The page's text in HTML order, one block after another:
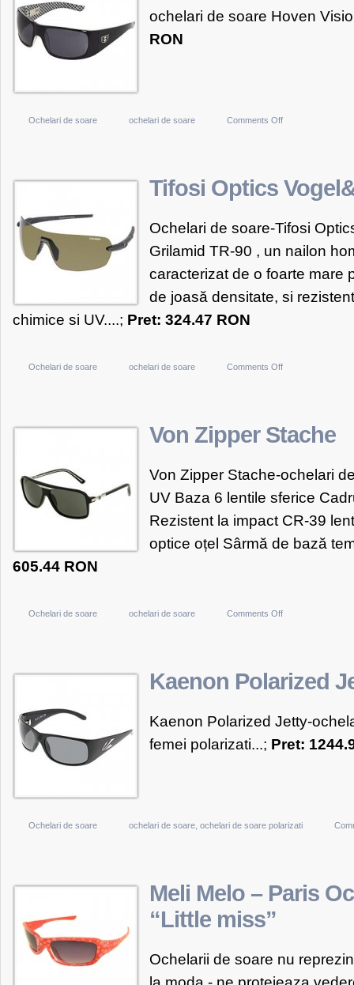
Seven
ochelari de soare Hoven
RON
Ochelari de soare ochelari de soare Comments Offon
Tifosi Optics
Ochelari de soare-Tifosi
Grilamid TR-90 , un nailon
caracterizat de o foarte mare
de joasă densitate, si
chimice si UV....; Pret: 324.47 RON
Ochelari de soare ochelari de soare Comments Offon
Von Zipper Stache
Von Zipper Stache-ochelari
UV Baza 6 lentile sferice
Rezistent la impact CR-39
optice oțel Sârmă de bază
605.44 RON
Ochelari de soare ochelari de soare Comments Offon
Kaenon Polarized
Kaenon Polarized Jetty-
femei polarizati...; Pret:
Ochelari de soare ochelari de soare ochelari de soare polarizati
Meli Melo – Paris
“Little miss”
Ochelarii de soare nu